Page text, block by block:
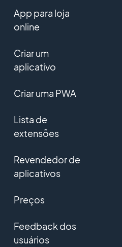
App para loja
online
Criar um
aplicativo
Criar uma PWA
Lista de
extensões
Revendedor de
aplicativos
Preços
Feedback dos
usuários